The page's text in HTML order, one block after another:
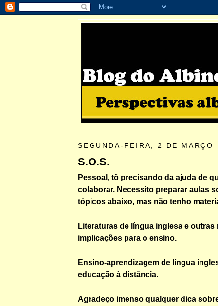
SEGUNDA-FEIRA, 2 DE MARÇO
S.O.S.
Pessoal, tô precisando da ajuda de
colaborar. Necessito preparar aulas
tópicos abaixo, mas não tenho
Literaturas de língua inglesa e outras
implicações para o ensino.
Ensino-aprendizagem de língua
educação à distância.
Agradeço imenso qualquer dica